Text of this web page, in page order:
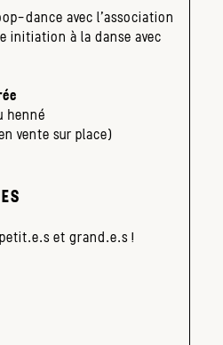
dance avec l’association
initiation à la danse avec
henné
vente sur place)
et grand.e.s !